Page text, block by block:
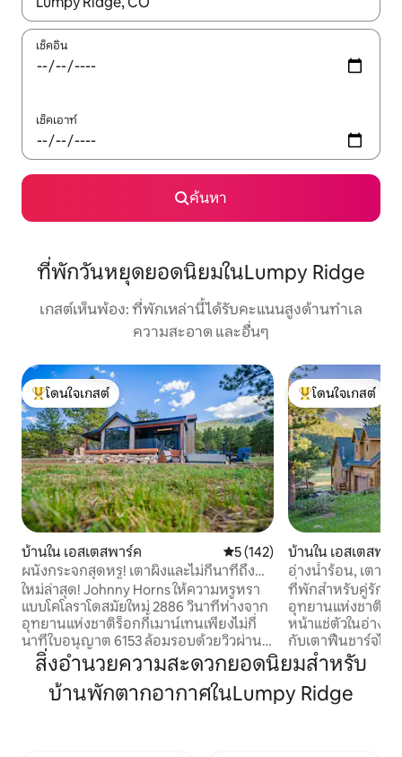
เช็คอิน
เช็คเอาท์
ค้นหา
ที่พักวันหยุดยอดนิยมในLumpy Ridge
เกสต์เห็นพ้อง: ที่พักเหล่านี้ได้รับคะแนนสูงด้านทำเล
ความสะอาด และอื่นๆ
โดนใจเกสต์ที่สุด
โดนใจเกสต์
บ้านใน เอสเตสพาร์ค คะแนนเฉลี่ย 5 จาก 5, 142 รีวิว
5 (142)
ผนังกระจกสุดหรู! เตาผิงและไม่กี่นาทีถึง
สวนสาธารณะ
ใหม่ล่าสุด! Johnny Horns ให้ความหรูหรา
แบบโคโลราโดสมัยใหม่ 2886 วินาทีห่างจาก
อุทยานแห่งชาติร็อกกี้เมาน์เทนเพียงไม่กี่
นาทีใบอนุญาต 6153 ล้อมรอบด้วยวิวผ่าน
หน้าต่างขนาด 10 ฟุต! รับประทานอาหาร
บนดาดฟ้าและผ่อนคลายริมกองไฟแก๊ส
ขณะที่สัตว์กินหญ้าในสนามหญ้า + ทำเลดี
โดนใจเกสต์ที่สุด
โดนใจเกสต์
บ้านใน เอสเตสพา
อ่างน้ำร้อน, เตาฟื
ที่ชาร์จ EV
ที่พักสำหรับคู่รักที่ส
อุทยานแห่งชาติร็อ
หน้าแช่ตัวในอ่างน้
กับเตาฟืนชาร์จไฟ
เตียงคิงไซส์หรูหรา
"Airbnb ที่ดีที่สุดเท่
ลิสัน อยู่ห่างจากเขตแดนสวนสาธารณะ (มี
กวางอิลค์มากมาย)
สิ่งอำนวยความสะดวกยอดนิยมสำหรับ
บ้านพักตากอากาศในLumpy Ridge